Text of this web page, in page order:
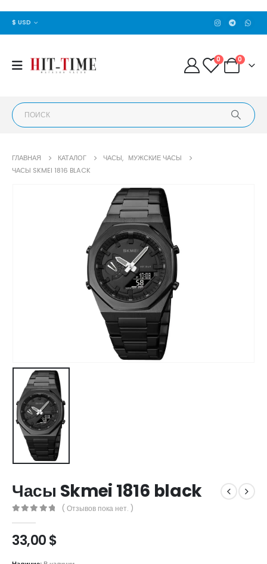
$ USD
0 0
ГЛАВНАЯ КАТАЛОГ ЧАСЫ, МУЖСКИЕ ЧАСЫ
ЧАСЫ SKMEI 1816 BLACK
Часы Skmei 1816 black
( Отзывов пока нет. )
33,00$